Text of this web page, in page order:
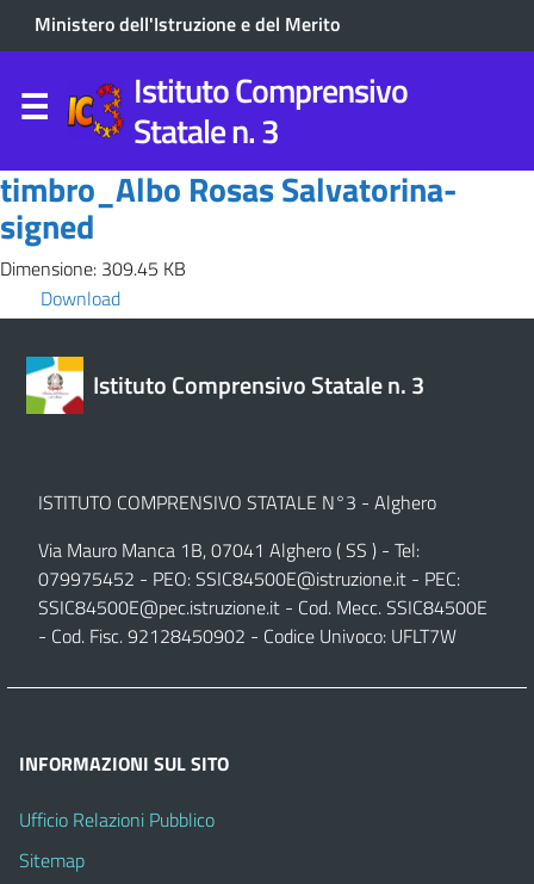
Ministero dell'Istruzione e del Merito
Istituto Comprensivo
Statale n. 3
timbro_Albo Rosas Salvatorina-
signed
Dimensione: 309.45 KB
Download
Istituto Comprensivo Statale n. 3
ISTITUTO COMPRENSIVO STATALE N°3 - Alghero
Via Mauro Manca 1B, 07041 Alghero ( SS ) - Tel:
079975452 - PEO:SSIC84500E@istruzione.it - PEC:
SSIC84500E@pec.istruzione.it - Cod. Mecc. SSIC84500E
- Cod. Fisc. 92128450902 - Codice Univoco: UFLT7W
INFORMAZIONI SUL SITO
Ufficio Relazioni Pubblico
Sitemap